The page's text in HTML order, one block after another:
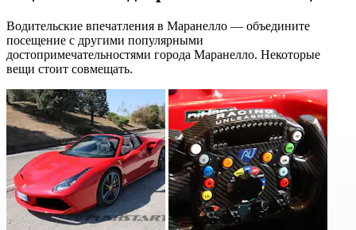
Водительские впечатления в Маранелло — объедините
посещение с другими популярными
достопримечательностями города Маранелло. Некоторые
вещи стоит совмещать.